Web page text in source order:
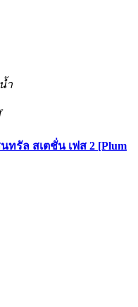
ำ
ทรัล สเตชั่น เฟส 2 [Plum